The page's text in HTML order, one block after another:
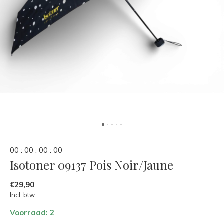
00 : 00 : 00 : 00
Isotoner 09137 Pois Noir/Jaune
€29,90
Incl. btw
Voorraad: 2